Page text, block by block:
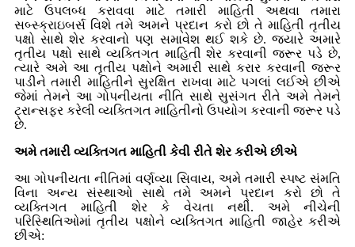
માટે ઉપલબ્ધ કરાવવા માટે તમારી માહિતી અથવા તમારા
સબ્સ્ક્રાઇબર્સ વિશે તમે અમને પ્રદાન કરો છો તે માહિતી તૃતીય
પક્ષો સાથે શેર કરવાનો પણ સમાવેશ થઈ શકે છે. જ્યારે અમારે
તૃતીય પક્ષો સાથે વ્યક્તિગત માહિતી શેર કરવાની જરૂર પડે છે,
ત્યારે અમે આ તૃતીય પક્ષોને અમારી સાથે કરાર કરવાની જરૂર
પાડીને તમારી માહિતીને સુરક્ષિત રાખવા માટે પગલાં લઈએ છીએ
જેમાં તેમને આ ગોપનીયતા નીતિ સાથે સુસંગત રીતે અમે તેમને
ટ્રાન્સફર કરેલી વ્યક્તિગત માહિતીનો ઉપયોગ કરવાની જરૂર પડે
છે.
અમે તમારી વ્યક્તિગત માહિતી કેવી રીતે શેર કરીએ છીએ
આ ગોપનીયતા નીતિમાં વર્ણવ્યા સિવાય, અમે તમારી સ્પષ્ટ સંમતિ
વિના અન્ય સંસ્થાઓ સાથે તમે અમને પ્રદાન કરો છો તે
વ્યક્તિગત માહિતી શેર કે વેચતા નથી. અમે નીચેની
પરિસ્થિતિઓમાં તૃતીય પક્ષોને વ્યક્તિગત માહિતી જાહેર કરીએ
છીએ: